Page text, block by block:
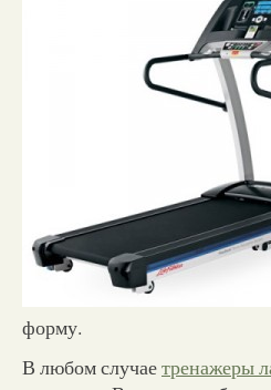
форму.
В любом случаетренажеры